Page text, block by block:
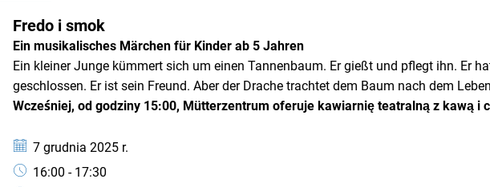
Fredo i smok
Ein musikalisches Märchen für Kinder ab 5 Jahren
Ein kleiner Junge kümmert sich um einen Tannenbaum. Er gießt und pflegt ihn. Er
geschlossen. Er ist sein Freund. Aber der Drache trachtet dem Baum nach dem
Wcześniej, od godziny 15:00, Mütterzentrum oferuje kawiarnię teatralną z kawą i
Data:
7 grudnia 2025 r.
Czas:
16:00 - 17:30